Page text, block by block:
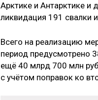
Арктике и Антарктике и
ликвидация 191 свалки
Всего на реализацию
период предусмотрено
ещё 40 млрд 700 млн
с учётом поправок ко